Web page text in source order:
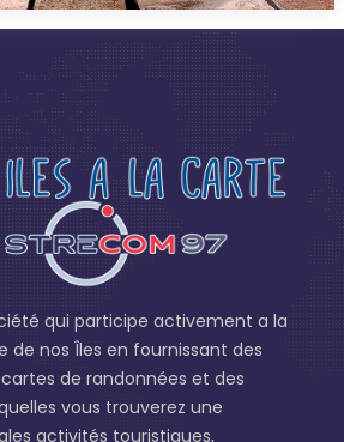
qui participe activement a la
de nos Îles en fournissant des
de randonnées et des
vous trouverez une
activités touristiques,